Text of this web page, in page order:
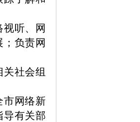
听、网
负责网
社会组
市网络新
导有关部